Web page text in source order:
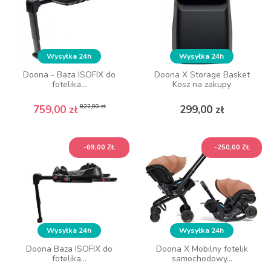
Wysyłka 24h
Doona - Baza ISOFIX do
fotelika...
759,00 złCena podstawowa
822,00 zł
Cena
DO KOSZYKA
Wysyłka 24h
Doona - Baza ISOFIX do
fotelika...
759,00 złCena podstawowa
822,00 zł
Cena
Wysyłka 24h
Doona X Storage Basket
Kosz na zakupy
299,00 zł
Cena
DO KOSZYKA
Wysyłka 24h
Doona X Storage Basket
Kosz na zakupy
299,00 zł
Cena
Wysyłka 24h
Doona Baza ISOFIX do
fotelika...
-69,00 ZŁ
Wysyłka 24h
Doona Baza ISOFIX do
fotelika...
-69,00 ZŁ
Wysyłka 24h
Doona X Mobilny fotelik
samochodowy...
-250,00 ZŁ
Wysyłka 24h
Doona X Mobilny fotelik
samochodowy...
-250,00 ZŁ